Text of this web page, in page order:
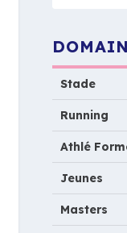
Stade
Running
Athlé
Jeunes
Masters